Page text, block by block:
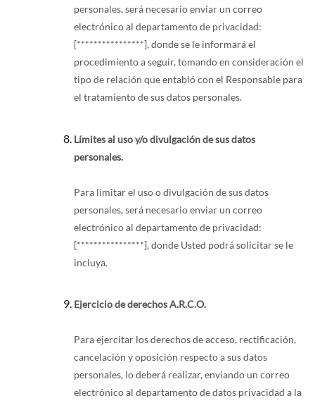
personales, será necesario enviar un correo
electrónico al departamento de privacidad:
[****************], donde se le informará el
procedimiento a seguir, tomando en consideración el
tipo de relación que entabló con el Responsable para
el tratamiento de sus datos personales.
Límites al uso y/o divulgación de sus datos
personales.
Para limitar el uso o divulgación de sus datos
personales, será necesario enviar un correo
electrónico al departamento de privacidad:
[****************], donde Usted podrá solicitar se le
incluya.
Ejercicio de derechos A.R.C.O.
Para ejercitar los derechos de acceso, rectificación,
cancelación y oposición respecto a sus datos
personales, lo deberá realizar, enviando un correo
electrónico al departamento de datos privacidad a la